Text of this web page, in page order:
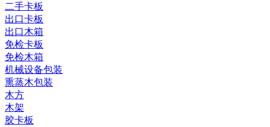
二手卡板
出口卡板
出口木箱
免检卡板
免检木箱
机械设备包装
熏蒸木包装
木方
木架
胶卡板